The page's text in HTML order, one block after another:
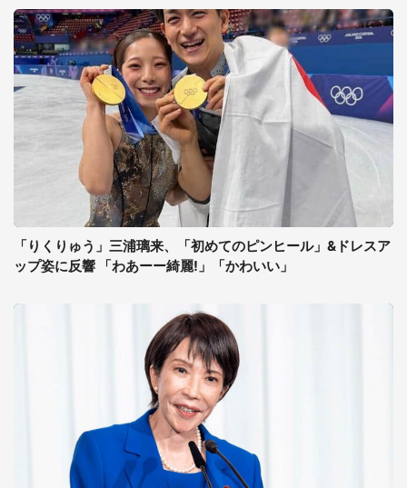
「りくりゅう」三浦璃来、「初めてのピンヒール」&ドレスア
ップ姿に反響 「わあーー綺麗!」「かわいい」